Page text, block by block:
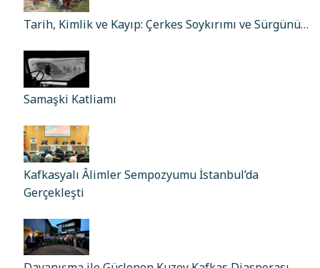
Tarih, Kimlik ve Kayıp: Çerkes Soykırımı ve Sürgünü…
Samaşki Katliamı
Kafkasyalı Âlimler Sempozyumu İstanbul’da
Gerçekleşti